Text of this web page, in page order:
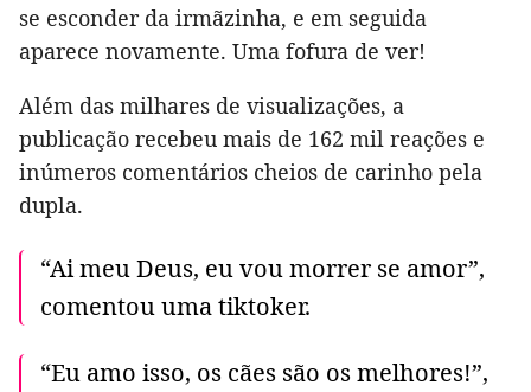
se esconder da irmãzinha, e em seguida
aparece novamente. Uma fofura de ver!
Além das milhares de visualizações, a
publicação recebeu mais de 162 mil reações e
inúmeros comentários cheios de carinho pela
dupla.
“Ai meu Deus, eu vou morrer se amor”,
comentou uma tiktoker.
“Eu amo isso, os cães são os melhores!”,